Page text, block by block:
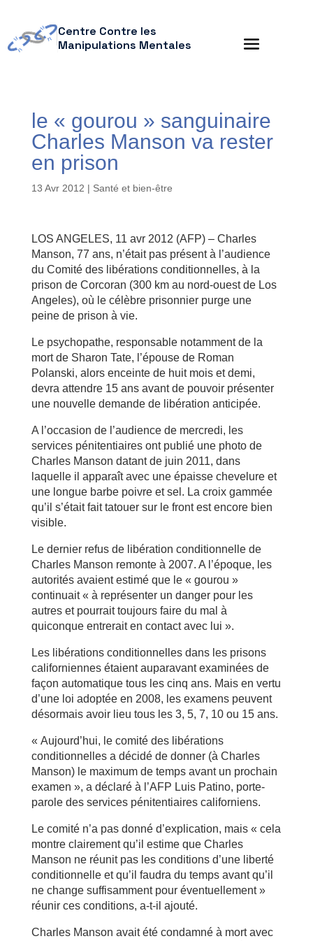
Centre Contre les
Manipulations Mentales
le « gourou » sanguinaire
Charles Manson va rester
en prison
13 Avr 2012 | Santé et bien-être
LOS ANGELES, 11 avr 2012 (AFP) – Charles
Manson, 77 ans, n’était pas présent à l’audience
du Comité des libérations conditionnelles, à la
prison de Corcoran (300 km au nord-ouest de Los
Angeles), où le célèbre prisonnier purge une
peine de prison à vie.
Le psychopathe, responsable notamment de la
mort de Sharon Tate, l’épouse de Roman
Polanski, alors enceinte de huit mois et demi,
devra attendre 15 ans avant de pouvoir présenter
une nouvelle demande de libération anticipée.
A l’occasion de l’audience de mercredi, les
services pénitentiaires ont publié une photo de
Charles Manson datant de juin 2011, dans
laquelle il apparaît avec une épaisse chevelure et
une longue barbe poivre et sel. La croix gammée
qu’il s’était fait tatouer sur le front est encore bien
visible.
Le dernier refus de libération conditionnelle de
Charles Manson remonte à 2007. A l’époque, les
autorités avaient estimé que le « gourou »
continuait « à représenter un danger pour les
autres et pourrait toujours faire du mal à
quiconque entrerait en contact avec lui ».
Les libérations conditionnelles dans les prisons
californiennes étaient auparavant examinées de
façon automatique tous les cinq ans. Mais en vertu
d’une loi adoptée en 2008, les examens peuvent
désormais avoir lieu tous les 3, 5, 7, 10 ou 15 ans.
« Aujourd’hui, le comité des libérations
conditionnelles a décidé de donner (à Charles
Manson) le maximum de temps avant un prochain
examen », a déclaré à l’AFP Luis Patino, porte-
parole des services pénitentiaires californiens.
Le comité n’a pas donné d’explication, mais « cela
montre clairement qu’il estime que Charles
Manson ne réunit pas les conditions d’une liberté
conditionnelle et qu’il faudra du temps avant qu’il
ne change suffisamment pour éventuellement »
réunir ces conditions, a-t-il ajouté.
Charles Manson avait été condamné à mort avec